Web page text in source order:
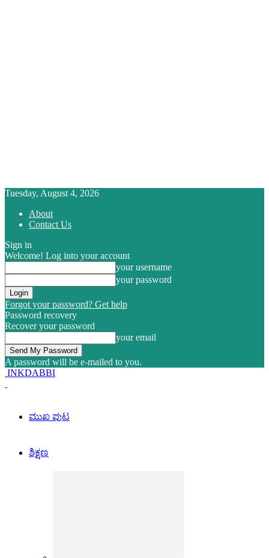
Tuesday, August 4, 2026
About
Contact Us
Sign in
Welcome! Log into your account
your username
your password
Forgot your password? Get help
Password recovery
Recover your password
your email
A password will be e-mailed to you.
INKDABBI
ಮುಖ ಪುಟ
ಶಿಕ್ಷಣ